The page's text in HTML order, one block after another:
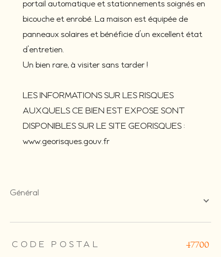
portail automatique et stationnements soignés en
bicouche et enrobé. La maison est équipée de
panneaux solaires et bénéficie d’un excellent état
d’entretien.
Un bien rare, à visiter sans tarder !
LES INFORMATIONS SUR LES RISQUES
AUXQUELS CE BIEN EST EXPOSE SONT
DISPONIBLES SUR LE SITE GEORISQUES :
www.georisques.gouv.fr
général
TRAD_ZEPHYR_Caracteristique TRAD_ZEPHYR_Valeurs
CODE POSTAL 47700